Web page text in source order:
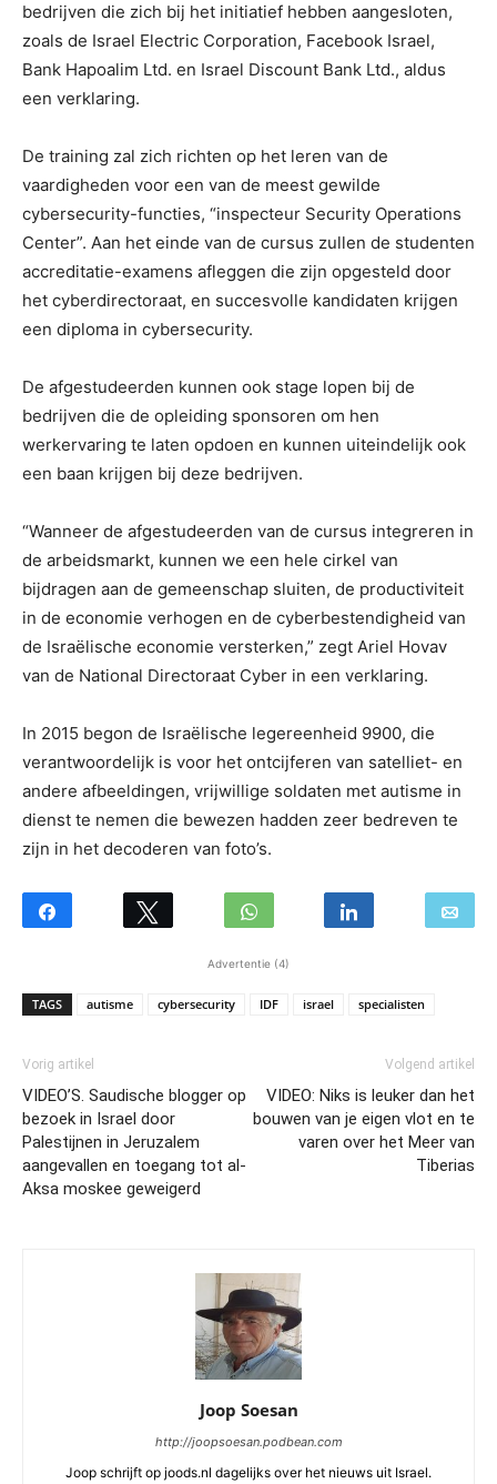
bedrijven die zich bij het initiatief hebben aangesloten,
zoals de Israel Electric Corporation, Facebook Israel,
Bank Hapoalim Ltd. en Israel Discount Bank Ltd., aldus
een verklaring.
De training zal zich richten op het leren van de
vaardigheden voor een van de meest gewilde
cybersecurity-functies, “inspecteur Security Operations
Center”. Aan het einde van de cursus zullen de studenten
accreditatie-examens afleggen die zijn opgesteld door
het cyberdirectoraat, en succesvolle kandidaten krijgen
een diploma in cybersecurity.
De afgestudeerden kunnen ook stage lopen bij de
bedrijven die de opleiding sponsoren om hen
werkervaring te laten opdoen en kunnen uiteindelijk ook
een baan krijgen bij deze bedrijven.
“Wanneer de afgestudeerden van de cursus integreren in
de arbeidsmarkt, kunnen we een hele cirkel van
bijdragen aan de gemeenschap sluiten, de productiviteit
in de economie verhogen en de cyberbestendigheid van
de Israëlische economie versterken,” zegt Ariel Hovav
van de National Directoraat Cyber in een verklaring.
In 2015 begon de Israëlische legereenheid 9900, die
verantwoordelijk is voor het ontcijferen van satelliet- en
andere afbeeldingen, vrijwillige soldaten met autisme in
dienst te nemen die bewezen hadden zeer bedreven te
zijn in het decoderen van foto’s.
Advertentie (4)
TAGS autisme cybersecurity IDF israel specialisten
Vorig artikel
VIDEO’S. Saudische blogger op
bezoek in Israel door
Palestijnen in Jeruzalem
aangevallen en toegang tot al-
Aksa moskee geweigerd
Volgend artikel
VIDEO: Niks is leuker dan het
bouwen van je eigen vlot en te
varen over het Meer van
Tiberias
Joop Soesan
http://joopsoesan.podbean.com
Joop schrijft op joods.nl dagelijks over het nieuws uit Israel.